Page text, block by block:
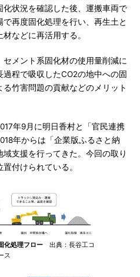
状況を確認した後、運搬車両で
再度固化処理を行い、再生土と
などに再活用する。
メント系固化材の使用量削減に
程で吸収したCO2の地中への固
竹害問題の貢献などのメリット
年9月に明日香村と「官民連携
年からは「企業版ふるさと納
支援を行ってきた。今回の取り
付けられている。
化処理フロー 出典：長谷工コ
ス